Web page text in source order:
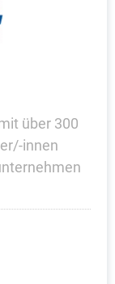
über 300
innen